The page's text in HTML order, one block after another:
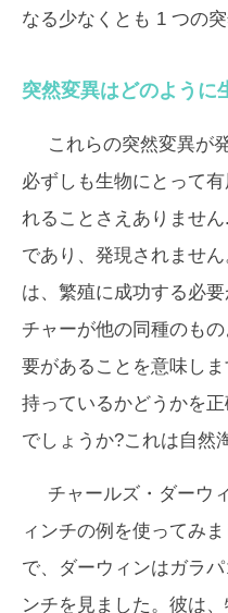
なる少なくとも 1 つの
突然変異はどのように
これらの突然変異が
必ずしも生物にとって
れることさえありませ
であり、発現されませ
は、繁殖に成功する必
チャーが他の同種のも
要があることを意味し
持っているかどうかを
でしょうか?これは自然
チャールズ・ダーウ
ィンチの例を使ってみ
で、ダーウィンはガラ
ンチを見ました。彼は